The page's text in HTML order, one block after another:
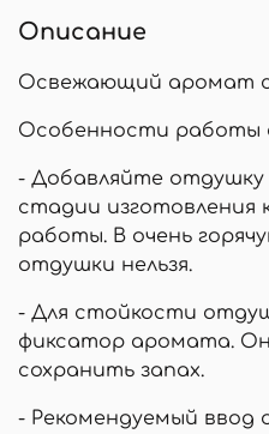
Описание
Освежающий аромат с
Особенности работы
- Добавляйте
стадии изготовления
работы. В очень
отдушки нельзя.
- Для стойкости
фиксатор аромата.
сохранить запах.
- Рекомендуемый ввод